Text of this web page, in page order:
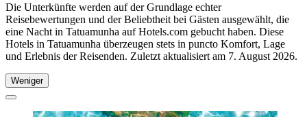
Die Unterkünfte werden auf der Grundlage echter
Reisebewertungen und der Beliebtheit bei Gästen ausgewählt, die
eine Nacht in Tatuamunha auf Hotels.com gebucht haben. Diese
Hotels in Tatuamunha überzeugen stets in puncto Komfort, Lage
und Erlebnis der Reisenden. Zuletzt aktualisiert am 7. August 2026.
Weniger